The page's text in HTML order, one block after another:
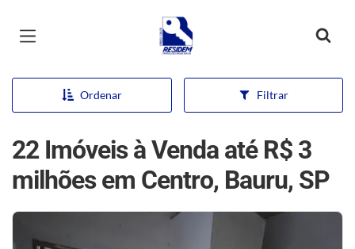
Página inicial
Ordenar Filtrar
22 Imóveis à Venda até R$ 3
milhões em Centro, Bauru, SP